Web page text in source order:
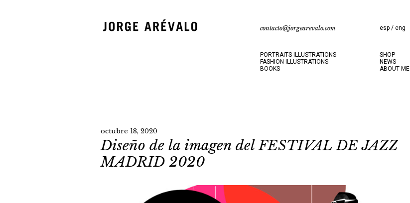
contacto@jorgearevalo.com esp / eng
PORTRAITS ILLUSTRATIONS
FASHION ILLUSTRATIONS
BOOKS
SHOP
NEWS
ABOUT ME
octubre 18, 2020
Diseño de la imagen del FESTIVAL DE JAZZ
MADRID 2020